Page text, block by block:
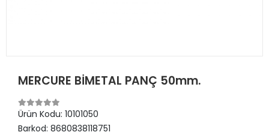
MERCURE BİMETAL PANÇ 50mm.
Ürün Kodu: 10101050
Barkod: 8680838118751